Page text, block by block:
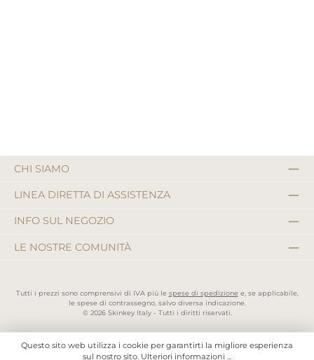
CHI SIAMO
LINEA DIRETTA DI ASSISTENZA
INFO SUL NEGOZIO
LE NOSTRE COMUNITÀ
Tutti i prezzi sono comprensivi di IVA più le spese di spedizionee, se applicabile,
le spese di contrassegno, salvo diversa indicazione.
© 2026 Skinkey Italy - Tutti i diritti riservati.
Questo sito web utilizza i cookie per garantirti la migliore esperienza
sul nostro sito. Ulteriori informazioni ...